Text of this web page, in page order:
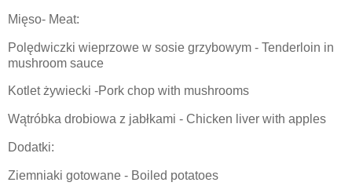
Mięso- Meat:
Polędwiczki wieprzowe w sosie grzybowym - Tenderloin in
mushroom sauce
Kotlet żywiecki -Pork chop with mushrooms
Wątróbka drobiowa z jabłkami - Chicken liver with apples
Dodatki:
Ziemniaki gotowane - Boiled potatoes